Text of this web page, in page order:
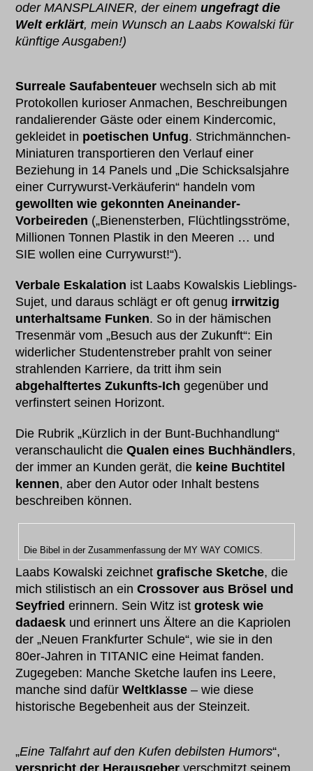
oder MANSPLAINER, der einemungefragt die
Welt erklärt, mein Wunsch an Laabs Kowalski für
künftige Ausgaben!)
Surreale Saufabenteuer wechseln sich ab mit
Protokollen kurioser Anmachen, Beschreibungen
randalierender Gäste oder einem Kindercomic,
gekleidet in poetischen Unfug. Strichmännchen-
Miniaturen transportieren den Verlauf einer
Beziehung in 14 Panels und „Die Schicksalsjahre
einer Currywurst-Verkäuferin“ handeln vom
gewollten wie gekonnten Aneinander-
Vorbeireden („Bienensterben, Flüchtlingsströme,
Millionen Tonnen Plastik in den Meeren … und
SIE wollen eine Currywurst!“).
Verbale Eskalation ist Laabs Kowalskis Lieblings-
Sujet, und daraus schlägt er oft genug irrwitzig
unterhaltsame Funken. So in der hämischen
Tresenmär vom „Besuch aus der Zukunft“: Ein
widerlicher Studentenstreber prahlt von seiner
strahlenden Karriere, da tritt ihm sein
abgehalftertes Zukunfts-Ich gegenüber und
verfinstert seinen Horizont.
Die Rubrik „Kürzlich in der Bunt-Buchhandlung“
veranschaulicht dieQualen eines Buchhändlers,
der immer an Kunden gerät, die keine Buchtitel
kennen, aber den Autor oder Inhalt bestens
beschreiben können.
Die Bibel in der Zusammenfassung der MY WAY COMICS.
Laabs Kowalski zeichnetgrafische Sketche, die
mich stilistisch an einCrossover aus Brösel und
Seyfried erinnern. Sein Witz istgrotesk wie
dadaesk und erinnert uns Ältere an die Kapriolen
der „Neuen Frankfurter Schule“, wie sie in den
80er-Jahren in TITANIC eine Heimat fanden.
Zugegeben: Manche Sketche laufen ins Leere,
manche sind dafürWeltklasse – wie diese
historische Begebenheit aus der Steinzeit.
„Eine Talfahrt auf den Kufen debilsten Humors“,
verspricht der Herausgeber verschmitzt seinem